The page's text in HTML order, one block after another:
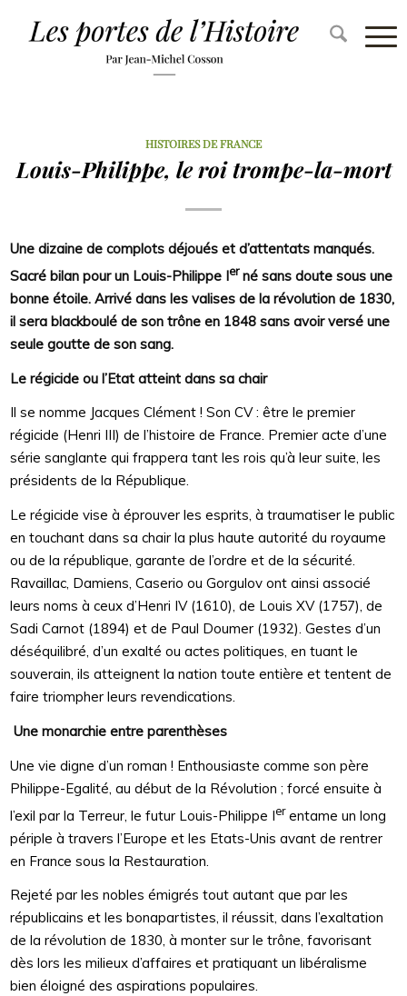
HISTOIRES DE FRANCE
Louis-Philippe, le roi trompe-la-mort
Une dizaine de complots déjoués et d’attentats manqués.
Sacré bilan pour un Louis-Philippe Ierné sans doute sous une
bonne étoile. Arrivé dans les valises de la révolution de 1830,
il sera blackboulé de son trône en 1848 sans avoir versé une
seule goutte de son sang.
Le régicide ou l’Etat atteint dans sa chair
Il se nomme Jacques Clément ! Son CV : être le premier
régicide (Henri III) de l’histoire de France. Premier acte d’une
série sanglante qui frappera tant les rois qu’à leur suite, les
présidents de la République.
Le régicide vise à éprouver les esprits, à traumatiser le public
en touchant dans sa chair la plus haute autorité du royaume
ou de la république, garante de l’ordre et de la sécurité.
Ravaillac, Damiens, Caserio ou Gorgulov ont ainsi associé
leurs noms à ceux d’Henri IV (1610), de Louis XV (1757), de
Sadi Carnot (1894) et de Paul Doumer (1932). Gestes d’un
déséquilibré, d’un exalté ou actes politiques, en tuant le
souverain, ils atteignent la nation toute entière et tentent de
faire triompher leurs revendications.
Une monarchie entre parenthèses
Une vie digne d’un roman ! Enthousiaste comme son père
Philippe-Egalité, au début de la Révolution ; forcé ensuite à
l’exil par la Terreur, le futur Louis-Philippe Ierentame un long
périple à travers l’Europe et les Etats-Unis avant de rentrer
en France sous la Restauration.
Rejeté par les nobles émigrés tout autant que par les
républicains et les bonapartistes, il réussit, dans l’exaltation
de la révolution de 1830, à monter sur le trône, favorisant
dès lors les milieux d’affaires et pratiquant un libéralisme
bien éloigné des aspirations populaires.